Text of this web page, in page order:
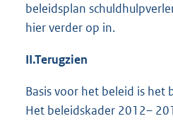
beleidsplan
hier verder op in.
II.Terugzien
Basis voor het beleid is
Het beleidskader 2012–